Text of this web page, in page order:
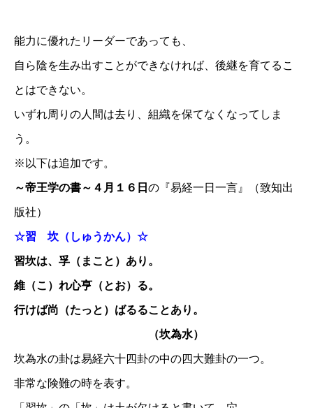
能力に優れたリーダーであっても、
自ら陰を生み出すことができなければ、後継を育てるこ
とはできない。
いずれ周りの人間は去り、組織を保てなくなってしま
う。
※以下は追加です。
～帝王学の書～４月１６日 の『易経一日一言』（致知出
版社）
☆習 坎（しゅうかん）☆
習坎は、孚（まこと）あり。
維（こ）れ心亨（とお）る。
行けば尚（たっと）ばるることあり。
（坎為水）
坎為水の卦は易経六十四卦の中の四大難卦の一つ。
非常な険難の時を表す。